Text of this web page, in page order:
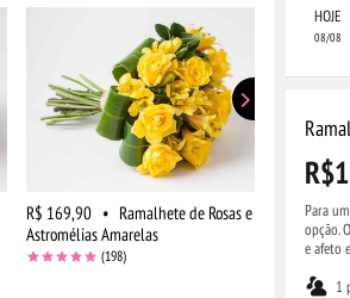
R$ 169,90 • Ramalhete de Rosas e
Astromélias Amarelas
(198)
R$ 159,90
Campo
HOJE
08/08
Para
opção.
e afeto
1